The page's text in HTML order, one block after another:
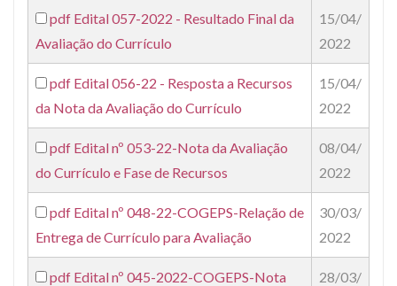
pdf Edital 057-2022 - Resultado Final da
Avaliação do Currículo
15/04/
2022
pdf Edital 056-22 - Resposta a Recursos
da Nota da Avaliação do Currículo
15/04/
2022
pdf Edital nº 053-22-Nota da Avaliação
do Currículo e Fase de Recursos
08/04/
2022
pdf Edital nº 048-22-COGEPS-Relação de
Entrega de Currículo para Avaliação
30/03/
2022
pdf Edital nº 045-2022-COGEPS-Nota
28/03/